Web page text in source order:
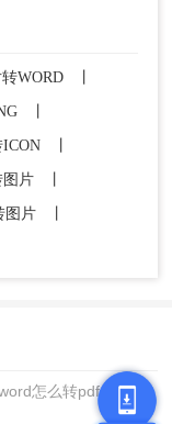
WORD
ICON
图片
图片
怎么转pdf